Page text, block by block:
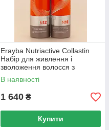
Erayba Nutriactive Collastin
Набір для живлення і
зволоження волосся з
колагеном і еластином №1
В наявності
1 640 ₴
Купити